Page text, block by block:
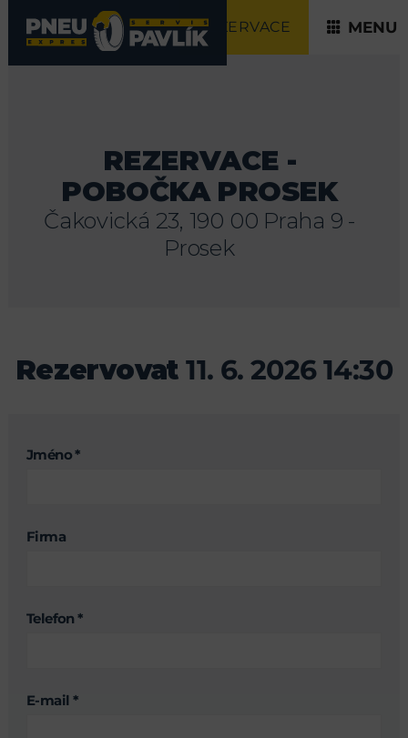
MENU
REZERVACE
REZERVACE -
POBOČKA PROSEK
Čakovická 23, 190 00 Praha 9 -
Prosek
Rezervovat11. 6. 2026 14:30
Jméno *
Firma
Telefon *
E-mail *